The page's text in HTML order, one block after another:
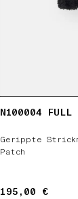
N100004 FULL
Gerippte
Patch
195,00 €
195,00 €